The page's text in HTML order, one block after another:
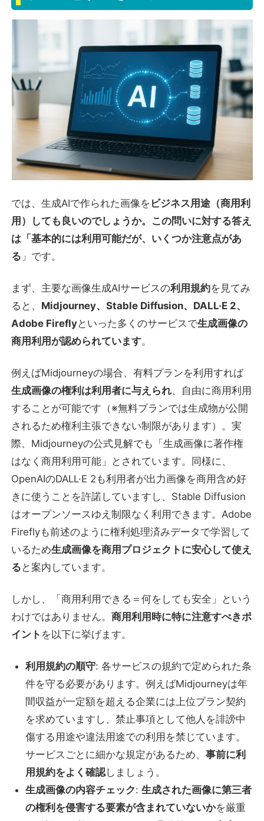
では、生成AIで作られた画像を ビジネス用途（商用利
用）しても良いのでしょうか。この問いに対する答え
は「基本的には利用可能だが、いくつか注意点があ
る 」です。
まず、主要な画像生成AIサービスの利用規約を見てみ
ると、 Midjourney、Stable Diffusion、DALL·E 2、
Adobe Fireflyといった多くのサービスで生成画像の
商用利用が認められています。
例えばMidjourneyの場合、有料プランを利用すれば
生成画像の権利は利用者に与えられ、自由に商用利用
することが可能です（※無料プランでは生成物が公開
されるため権利主張できない制限があります）。実
際、Midjourneyの公式見解でも「生成画像に著作権
はなく商用利用可能」とされています。同様に、
OpenAIのDALL·E 2も利用者が出力画像を商用含め好
きに使うことを許諾していますし、Stable Diffusion
はオープンソースゆえ制限なく利用できます。Adobe
Fireflyも前述のように権利処理済みデータで学習して
いるため生成画像を商用プロジェクトに安心して使え
る と案内しています。
しかし、「商用利用できる＝何をしても安全」という
わけではありません。商用利用時に特に注意すべきポ
イント を以下に挙げます。
利用規約の順守: 各サービスの規約で定められた条
件を守る必要があります。例えばMidjourneyは年
間収益が一定額を超える企業には上位プラン契約
を求めていますし、禁止事項として他人を誹謗中
傷する用途や違法用途での利用を禁じています。
サービスごとに細かな規定があるため、事前に利
用規約をよく確認しましょう。
生成画像の内容チェック:生成された画像に第三者
の権利を侵害する要素が含まれていないかを厳重